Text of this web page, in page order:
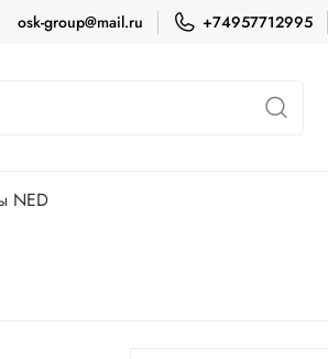
osk-group@mail.ru +74957712995
NED